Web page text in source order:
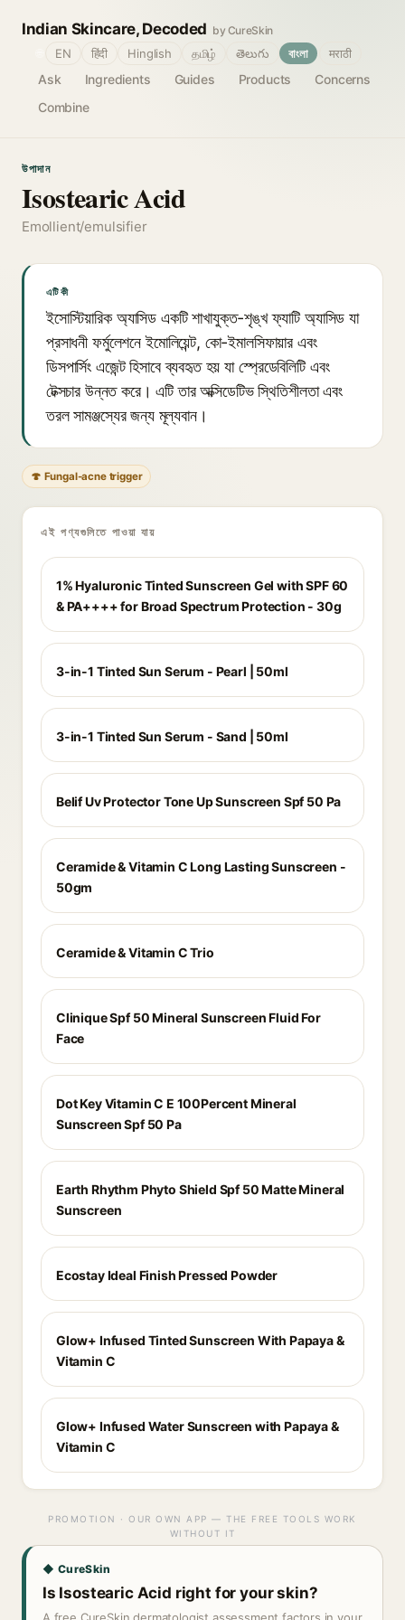
Indian Skincare, Decoded by CureSkin
Ask Ingredients Guides Products
Concerns
Combine
EN हिंदी Hinglish தமிழ் తెలుగు বাংলা मराठी
উপাদান
Isostearic Acid
Emollient/emulsifier
এটি কী
ইসোস্টিয়ারিক অ্যাসিড একটি শাখাযুক্ত-শৃঙ্খ ফ্যাটি অ্যাসিড যা
প্রসাধনী ফর্মুলেশনে ইমোলিয়েন্ট, কো-ইমালসিফায়ার এবং
ডিসপার্সিং এজেন্ট হিসাবে ব্যবহৃত হয় যা স্প্রেডেবিলিটি এবং
টেক্সচার উন্নত করে। এটি তার অক্সিডেটিভ স্থিতিশীলতা এবং
তরল সামঞ্জস্যের জন্য মূল্যবান।
🍄 Fungal-acne trigger
এই পণ্যগুলিতে পাওয়া যায়
1% Hyaluronic Tinted Sunscreen Gel with SPF 60
& PA++++ for Broad Spectrum Protection - 30g
3-in-1 Tinted Sun Serum - Pearl | 50ml
3-in-1 Tinted Sun Serum - Sand | 50ml
Belif Uv Protector Tone Up Sunscreen Spf 50 Pa
Ceramide & Vitamin C Long Lasting Sunscreen -
50gm
Ceramide & Vitamin C Trio
Clinique Spf 50 Mineral Sunscreen Fluid For
Face
Dot Key Vitamin C E 100Percent Mineral
Sunscreen Spf 50 Pa
Earth Rhythm Phyto Shield Spf 50 Matte Mineral
Sunscreen
Ecostay Ideal Finish Pressed Powder
Glow+ Infused Tinted Sunscreen With Papaya &
Vitamin C
Glow+ Infused Water Sunscreen with Papaya &
Vitamin C
PROMOTION · OUR OWN APP — THE FREE TOOLS WORK
WITHOUT IT
◆ CureSkin
Is Isostearic Acid right for your skin?